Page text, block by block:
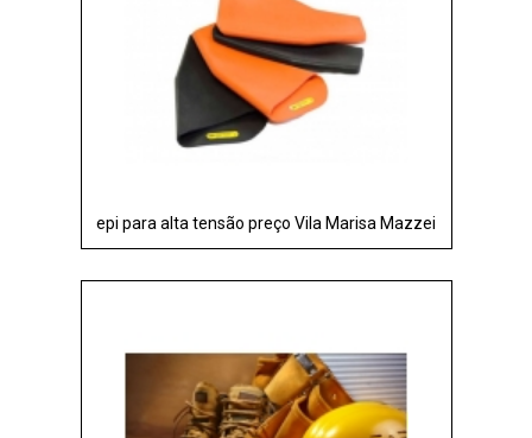
epi para alta tensão preço Vila Marisa Mazzei